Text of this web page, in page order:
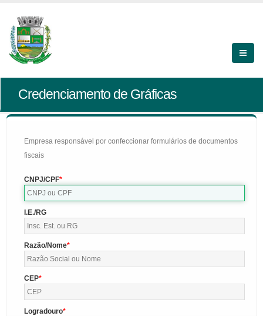
Credenciamento de Gráficas
Empresa responsável por confeccionar formulários de documentos
fiscais
CNPJ/CPF
I.E./RG
Razão/Nome
CEP
Logradouro